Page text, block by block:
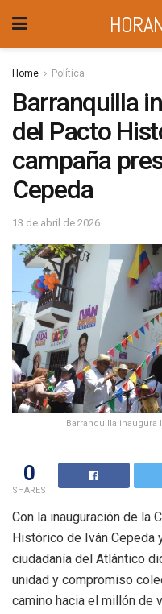
Home Política
Barranquilla
del Pacto
campaña
Cepeda
13 de abril de 2026
Barranquilla inaugura
0
SHARES
Con la inauguración de la
Histórico de Iván Cepeda
ciudadanía del Atlántico
unidad y compromiso
camino hacia el millón de